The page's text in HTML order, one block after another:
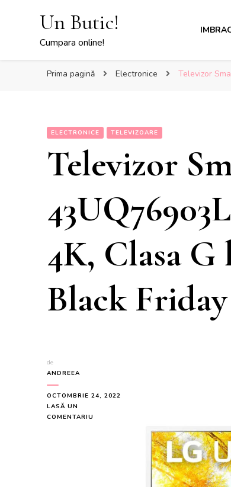
Un Butic!
Cumpara online!
Prima pagină Electronice Televizor
ELECTRONICE TELEVIZOARE
Televizor
4K, Clasa G
Black Friday
de
ANDREEA
OCTOMBRIE 24, 2022
LASĂ UN
COMENTARIU